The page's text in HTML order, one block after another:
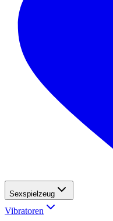
Sexspielzeug
Vibratoren